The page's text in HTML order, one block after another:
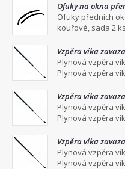
Ofuky na okna
Ofuky předních
kouřové, sada 2
Vzpěra víka
Plynová vzpěra
Plynová vzpěra
Vzpěra víka
Plynová vzpěra
Plynová vzpěra
Vzpěra víka
Plynová vzpěra
Plynová vzpěra